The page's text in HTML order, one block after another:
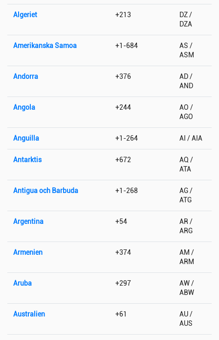
Algeriet +213
DZ /
DZA
Amerikanska Samoa +1-684
AS /
ASM
Andorra +376
AD /
AND
Angola +244
AO /
AGO
Anguilla +1-264 AI / AIA
Antarktis +672
AQ /
ATA
Antigua och Barbuda +1-268
AG /
ATG
Argentina +54
AR /
ARG
Armenien +374
AM /
ARM
Aruba +297
AW /
ABW
Australien +61
AU /
AUS